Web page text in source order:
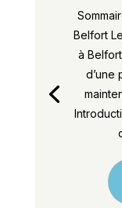
Belfort
à
d’une